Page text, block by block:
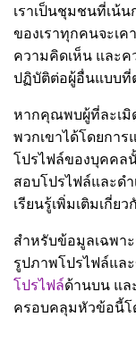
เราเป็นชุมชนที่เน้น
ของเราทุกคนจะเ
ความคิดเห็น และ
ปฏิบัติต่อผู้อื่นแบบที่
หากคุณพบผู้ที่ละเมิ
พวกเขาได้โดยกา
โปรไฟล์ของบุคคล
สอบโปรไฟล์และด
เรียนรู้เพิ่มเติมเกี่ย
สำหรับข้อมูลเฉพา
รูปภาพโปรไฟล์แล
โปรไฟล์ด้านบน แล
ครอบคลุมหัวข้อนี้โ